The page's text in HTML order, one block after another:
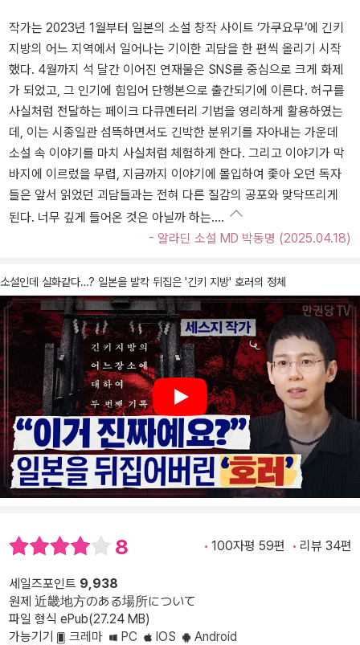
작가는 2023년 1월부터 일본의 소설 창작 사이트 ‘가쿠요무’에 긴키
지방의 어느 지역에서 일어나는 기이한 괴담을 한 편씩 올리기 시작
했다. 4월까지 석 달간 이어진 연재물은 SNS를 중심으로 크게 화제
가 되었고, 그 인기에 힘입어 단행본으로 출간되기에 이른다. 허구를
사실처럼 전달하는 페이크 다큐멘터리 기법을 영리하게 활용하였는
데, 이는 시종일관 섬뜩하면서도 긴박한 분위기를 자아내는 가운데
소설 속 이야기를 마치 사실처럼 체험하게 한다. 그리고 이야기가 막
바지에 이르렀을 무렵, 지금까지 이야기에 몰입하여 좇아 오던 독자
들은 앞서 읽었던 괴담들과는 전혀 다른 질감의 공포와 맞닥뜨리게
된다. 너무 깊게 들어온 것은 아닐까 하는….
- 알라딘 소설 MD 박동명 (2025.04.18)
소설인데 실화같다…? 일본을 발칵 뒤집은 '긴키 지방' 호러의 정체
Play
8 100자평 59편 리뷰 34편
세일즈포인트 9,938
원제 近畿地方のある場所について
파일 형식 ePub(27.24 MB)
가능기기
크레마 PC IOS
Android